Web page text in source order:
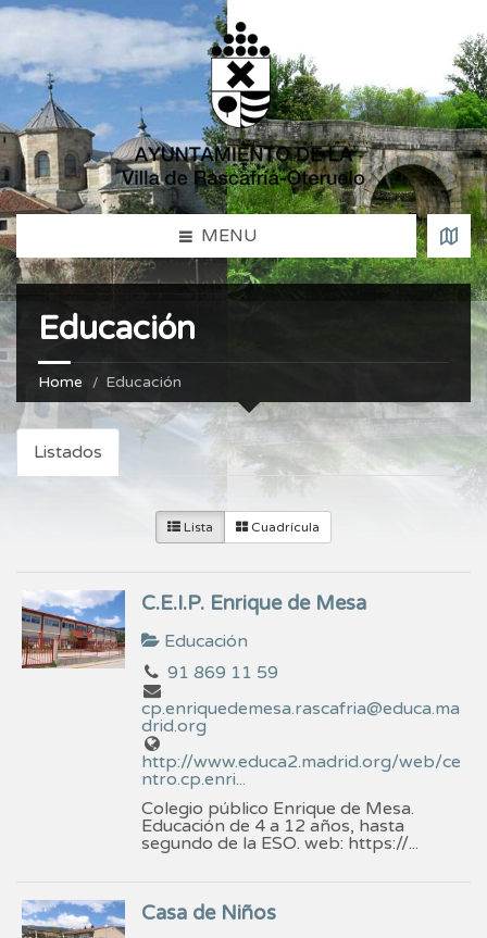
MENU
Educación
Home Educación
Listados
Lista Cuadrícula
C.E.I.P. Enrique de Mesa
Educación
91 869 11 59
cp.enriquedemesa.rascafria@educa.ma
drid.org
http://www.educa2.madrid.org/web/ce
ntro.cp.enri...
Colegio público Enrique de Mesa.
Educación de 4 a 12 años, hasta
segundo de la ESO. web: https://...
Casa de Niños